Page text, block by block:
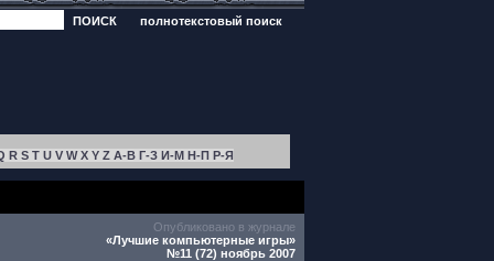
ПОИСК полнотекстовый поиск
R S T U V W X Y Z А-В Г-З И-М Н-П Р-Я
Опубликовано в журнале
«Лучшие компьютерные игры»
№11 (72) ноябрь 2007